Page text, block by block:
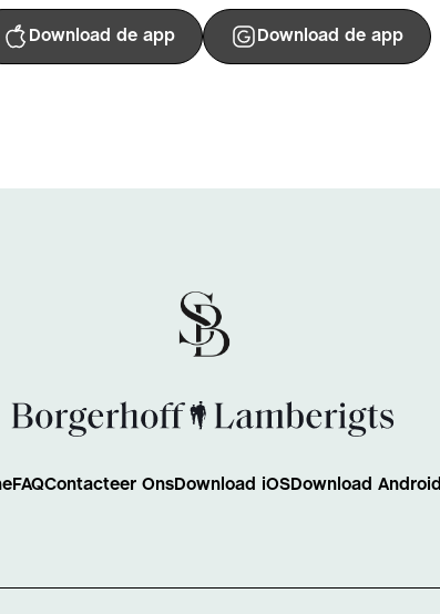
Download de app Download de app
FAQContacteer OnsDownload iOSDownload Android